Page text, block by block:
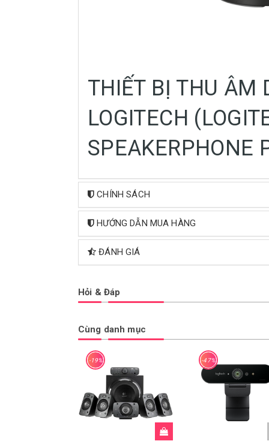
THIẾT BỊ THU ÂM
LOGITECH
SPEAKERPHONE
CHÍNH SÁCH
HƯỚNG DẪN MUA HÀNG
ĐÁNH GIÁ
Hỏi & Đáp
Cùng danh mục
-19% -47%